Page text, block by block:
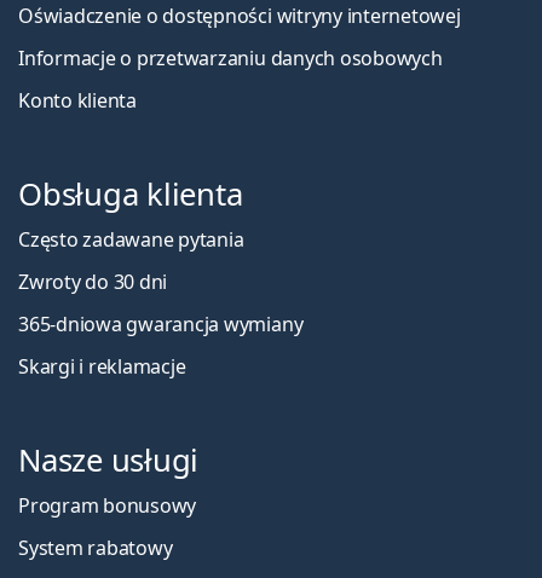
Oświadczenie o dostępności witryny internetowej
Informacje o przetwarzaniu danych osobowych
Konto klienta
Obsługa klienta
Często zadawane pytania
Zwroty do 30 dni
365-dniowa gwarancja wymiany
Skargi i reklamacje
Nasze usługi
Program bonusowy
System rabatowy